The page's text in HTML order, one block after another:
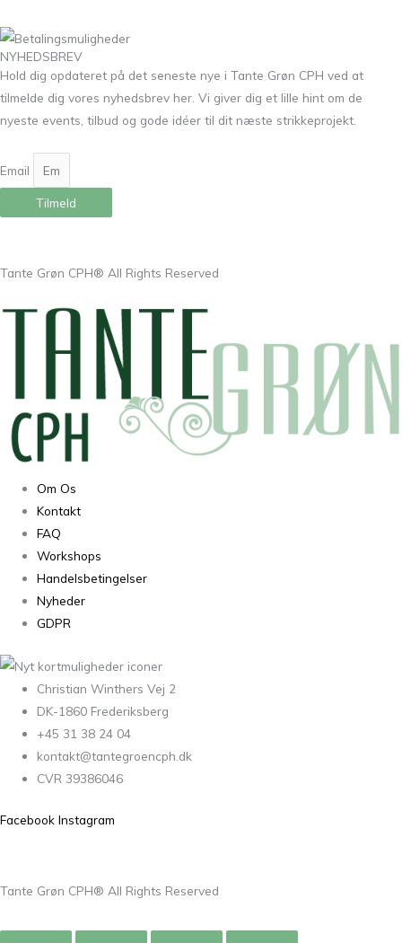
NYHEDSBREV
Hold dig opdateret på det seneste nye i Tante Grøn CPH ved at
tilmelde dig vores nyhedsbrev her. Vi giver dig et lille hint om de
nyeste events, tilbud og gode idéer til dit næste strikkeprojekt.
Email
Tilmeld
Tante Grøn CPH® All Rights Reserved
Om Os
Kontakt
FAQ
Workshops
Handelsbetingelser
Nyheder
GDPR
Christian Winthers Vej 2
DK-1860 Frederiksberg
+45 31 38 24 04
kontakt@tantegroencph.dk
CVR 39386046
Facebook Instagram
Tante Grøn CPH® All Rights Reserved